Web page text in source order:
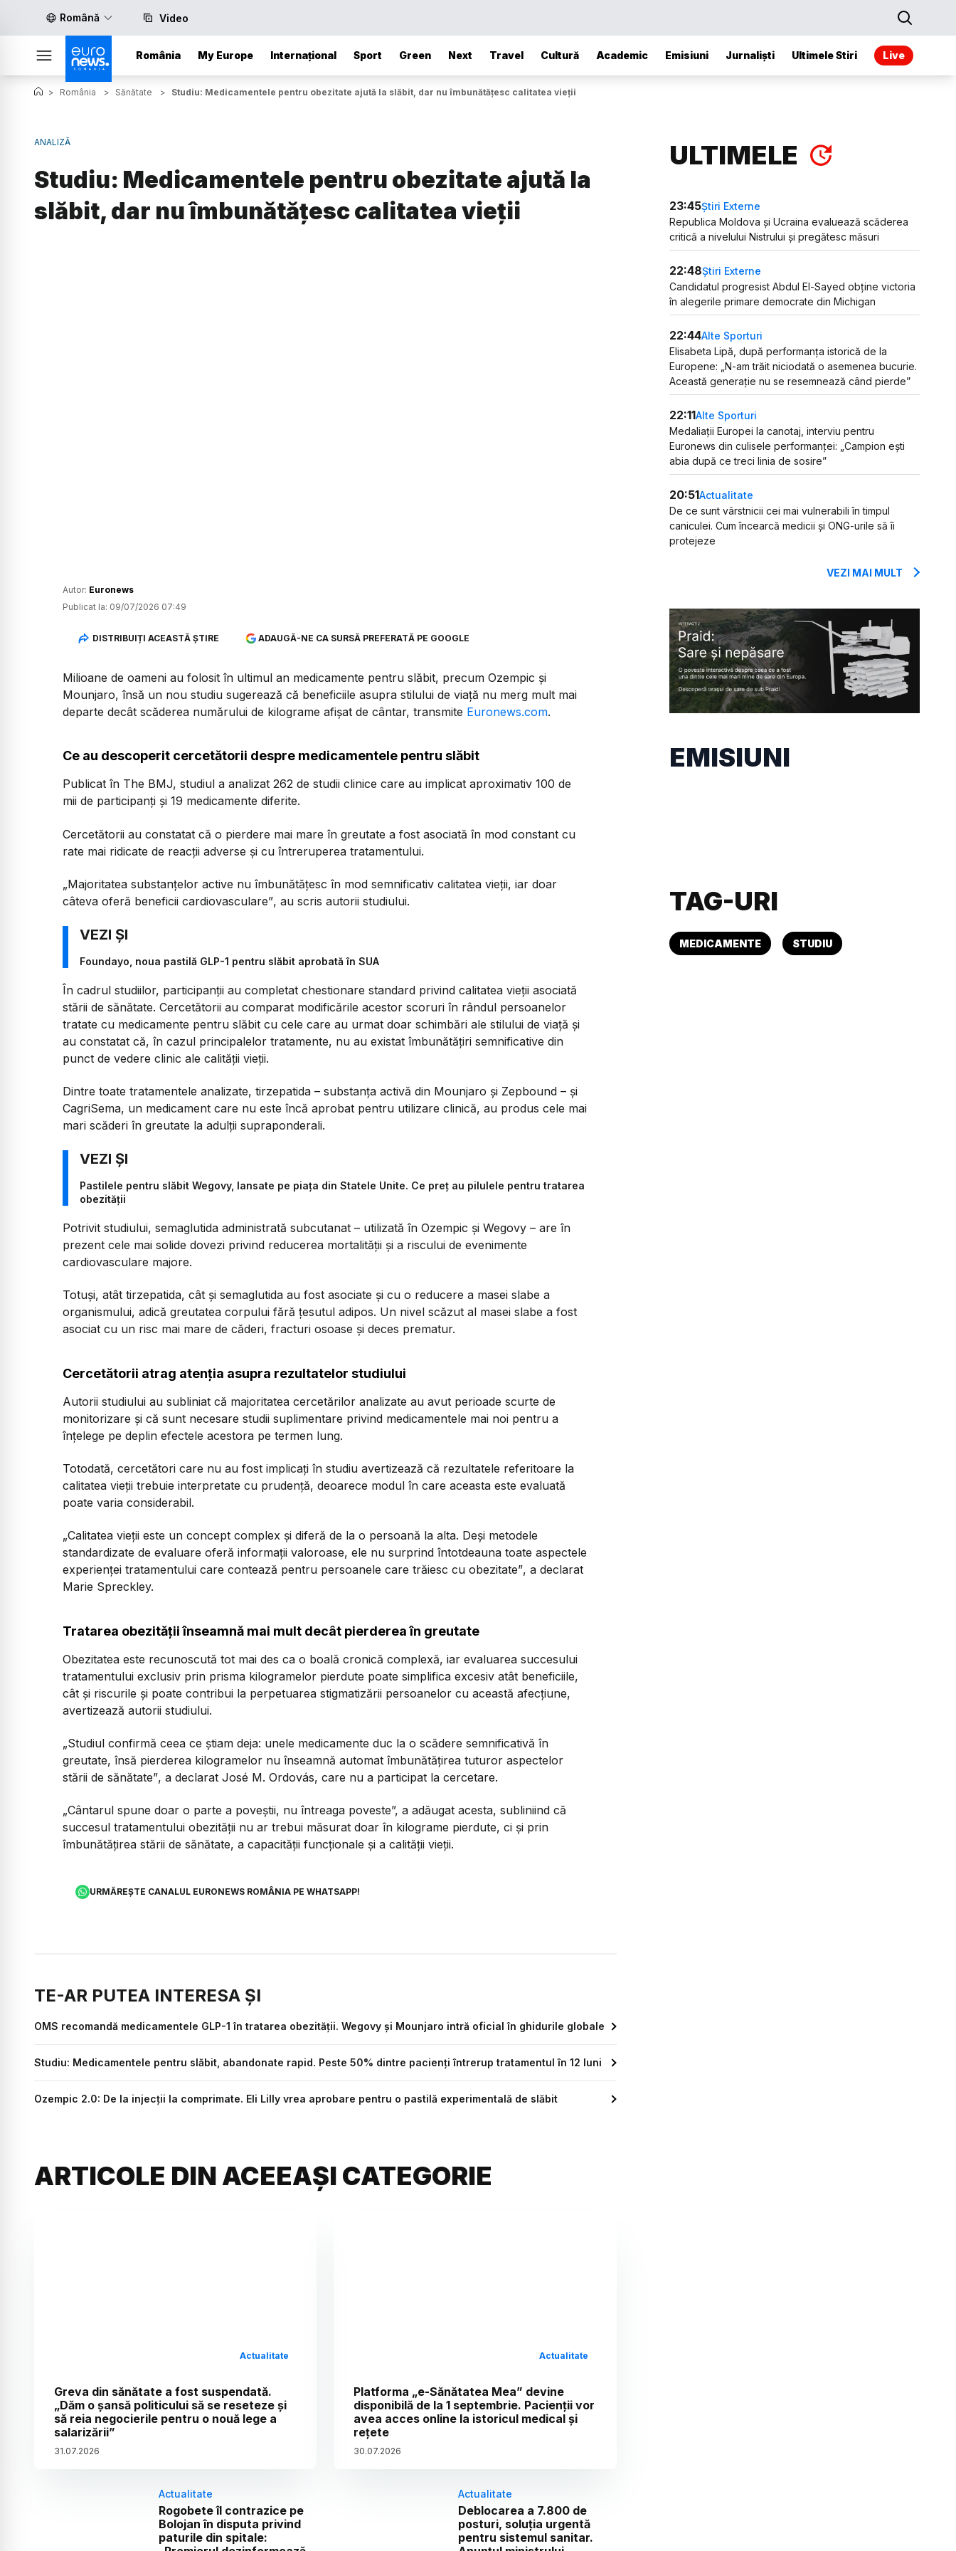
Română Video
România My Europe Internațional Sport Green Next Travel Cultură Academic Emisiuni Jurnaliști Ultimele Stiri Live
> România > Sănătate > Studiu: Medicamentele pentru obezitate ajută la slăbit, dar nu îmbunătățesc calitatea vieții
ANALIZĂ
Studiu: Medicamentele pentru obezitate ajută la
slăbit, dar nu îmbunătățesc calitatea vieții
Autor: Euronews
Publicat la: 09/07/2026 07:49
DISTRIBUIȚI ACEASTĂ ȘTIRE ADAUGĂ-NE CA SURSĂ PREFERATĂ PE GOOGLE
Milioane de oameni au folosit în ultimul an medicamente pentru slăbit, precum Ozempic și
Mounjaro, însă un nou studiu sugerează că beneficiile asupra stilului de viață nu merg mult mai
departe decât scăderea numărului de kilograme afișat de cântar, transmite Euronews.com.
Ce au descoperit cercetătorii despre medicamentele pentru slăbit
Publicat în The BMJ, studiul a analizat 262 de studii clinice care au implicat aproximativ 100 de
mii de participanți și 19 medicamente diferite.
Cercetătorii au constatat că o pierdere mai mare în greutate a fost asociată în mod constant cu
rate mai ridicate de reacții adverse și cu întreruperea tratamentului.
„Majoritatea substanțelor active nu îmbunătățesc în mod semnificativ calitatea vieții, iar doar
câteva oferă beneficii cardiovasculare”, au scris autorii studiului.
Foundayo, noua pastilă GLP-1 pentru slăbit aprobată în SUA
În cadrul studiilor, participanții au completat chestionare standard privind calitatea vieții asociată
stării de sănătate. Cercetătorii au comparat modificările acestor scoruri în rândul persoanelor
tratate cu medicamente pentru slăbit cu cele care au urmat doar schimbări ale stilului de viață și
au constatat că, în cazul principalelor tratamente, nu au existat îmbunătățiri semnificative din
punct de vedere clinic ale calității vieții.
Dintre toate tratamentele analizate, tirzepatida – substanța activă din Mounjaro și Zepbound – și
CagriSema, un medicament care nu este încă aprobat pentru utilizare clinică, au produs cele mai
mari scăderi în greutate la adulții supraponderali.
Pastilele pentru slăbit Wegovy, lansate pe piața din Statele Unite. Ce preț au pilulele pentru tratarea
obezității
Potrivit studiului, semaglutida administrată subcutanat – utilizată în Ozempic și Wegovy – are în
prezent cele mai solide dovezi privind reducerea mortalității și a riscului de evenimente
cardiovasculare majore.
Totuși, atât tirzepatida, cât și semaglutida au fost asociate și cu o reducere a masei slabe a
organismului, adică greutatea corpului fără țesutul adipos. Un nivel scăzut al masei slabe a fost
asociat cu un risc mai mare de căderi, fracturi osoase și deces prematur.
Cercetătorii atrag atenția asupra rezultatelor studiului
Autorii studiului au subliniat că majoritatea cercetărilor analizate au avut perioade scurte de
monitorizare și că sunt necesare studii suplimentare privind medicamentele mai noi pentru a
înțelege pe deplin efectele acestora pe termen lung.
Totodată, cercetători care nu au fost implicați în studiu avertizează că rezultatele referitoare la
calitatea vieții trebuie interpretate cu prudență, deoarece modul în care aceasta este evaluată
poate varia considerabil.
„Calitatea vieții este un concept complex și diferă de la o persoană la alta. Deși metodele
standardizate de evaluare oferă informații valoroase, ele nu surprind întotdeauna toate aspectele
experienței tratamentului care contează pentru persoanele care trăiesc cu obezitate”, a declarat
Marie Spreckley.
Tratarea obezității înseamnă mai mult decât pierderea în greutate
Obezitatea este recunoscută tot mai des ca o boală cronică complexă, iar evaluarea succesului
tratamentului exclusiv prin prisma kilogramelor pierdute poate simplifica excesiv atât beneficiile,
cât și riscurile și poate contribui la perpetuarea stigmatizării persoanelor cu această afecțiune,
avertizează autorii studiului.
„Studiul confirmă ceea ce știam deja: unele medicamente duc la o scădere semnificativă în
greutate, însă pierderea kilogramelor nu înseamnă automat îmbunătățirea tuturor aspectelor
stării de sănătate”, a declarat José M. Ordovás, care nu a participat la cercetare.
„Cântarul spune doar o parte a poveștii, nu întreaga poveste”, a adăugat acesta, subliniind că
succesul tratamentului obezității nu ar trebui măsurat doar în kilograme pierdute, ci și prin
îmbunătățirea stării de sănătate, a capacității funcționale și a calității vieții.
URMĂREȘTE CANALUL EURONEWS ROMÂNIA PE WHATSAPP!
TE-AR PUTEA INTERESA ȘI
OMS recomandă medicamentele GLP-1 în tratarea obezității. Wegovy și Mounjaro intră oficial în ghidurile globale
Studiu: Medicamentele pentru slăbit, abandonate rapid. Peste 50% dintre pacienți întrerup tratamentul în 12 luni
Ozempic 2.0: De la injecții la comprimate. Eli Lilly vrea aprobare pentru o pastilă experimentală de slăbit
ARTICOLE DIN ACEEAȘI CATEGORIE
Actualitate
Greva din sănătate a fost suspendată.
„Dăm o șansă politicului să se reseteze și
să reia negocierile pentru o nouă lege a
salarizării”
31.07.2026
Actualitate
Platforma „e-Sănătatea Mea” devine
disponibilă de la 1 septembrie. Pacienții vor
avea acces online la istoricul medical și
rețete
30.07.2026
Actualitate
Rogobete îl contrazice pe
Bolojan în disputa privind
paturile din spitale:
Actualitate
Deblocarea a 7.800 de
posturi, soluția urgentă
pentru sistemul sanitar.
ULTIMELE
23:45Știri Externe
Republica Moldova și Ucraina evaluează scăderea
critică a nivelului Nistrului și pregătesc măsuri
22:48Știri Externe
Candidatul progresist Abdul El-Sayed obține victoria
în alegerile primare democrate din Michigan
22:44Alte Sporturi
Elisabeta Lipă, după performanța istorică de la
Europene: „N-am trăit niciodată o asemenea bucurie.
Această generație nu se resemnează când pierde”
22:11Alte Sporturi
Medaliații Europei la canotaj, interviu pentru
Euronews din culisele performanței: „Campion ești
abia după ce treci linia de sosire”
20:51Actualitate
De ce sunt vârstnicii cei mai vulnerabili în timpul
caniculei. Cum încearcă medicii și ONG-urile să îi
protejeze
VEZI MAI MULT
EMISIUNI
TAG-URI
MEDICAMENTE STUDIU